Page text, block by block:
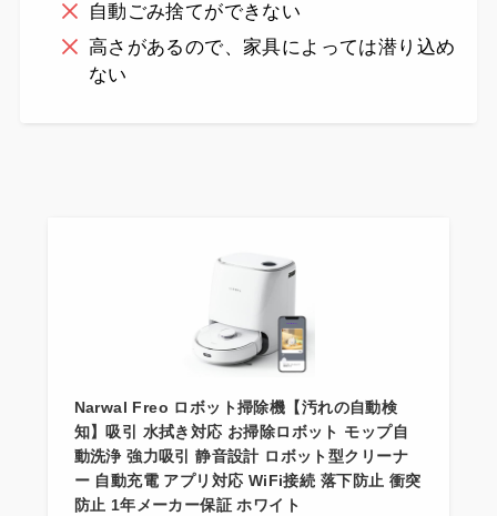
自動ごみ捨てができない
高さがあるので、家具によっては潜り込め
ない
Narwal Freo ロボット掃除機【汚れの自動検
知】吸引 水拭き対応 お掃除ロボット モップ自
動洗浄 強力吸引 静音設計 ロボット型クリーナ
ー 自動充電 アプリ対応 WiFi接続 落下防止 衝突
防止 1年メーカー保証 ホワイト